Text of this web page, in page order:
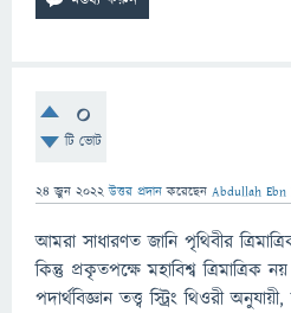
0
টি ভোট
24 জুন 2022 উত্তর প্রদান করেছেন Abdullah Ebn
আমরা সাধারণত জানি পৃথিবীর
কিন্তু প্রকৃতপক্ষে মহাবিশ্ব ত্রিমাত্রিক
পদার্থবিজ্ঞান তত্ত্ব স্ট্রিং থিওরী